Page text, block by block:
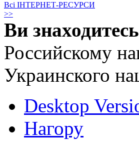
Всі ІНТЕРНЕТ-РЕСУРСИ
>>
Ви
Российскому
Украинского
Desktop
Нагору